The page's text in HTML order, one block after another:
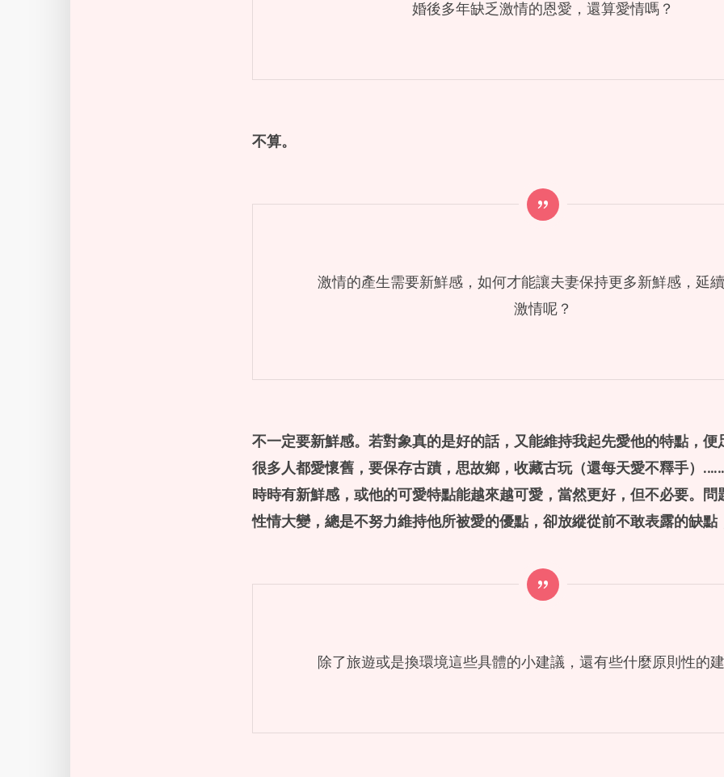
婚後多年缺乏激情的恩愛，還算愛情嗎？
不算。
激情的產生需要新鮮感，如何才能讓夫妻保持更多新鮮感，延
激情呢？
不一定要新鮮感。若對象真的是好的話，又能維持我起先愛他的特點，便
很多人都愛懷舊，要保存古蹟，思故鄉，收藏古玩（還每天愛不釋手） ……
時時有新鮮感，或他的可愛特點能越來越可愛，當然更好，但不必要。問
性情大變，總是不努力維持他所被愛的優點，卻放縱從前不敢表露的缺點
除了旅遊或是換環境這些具體的小建議，還有些什麼原則性的